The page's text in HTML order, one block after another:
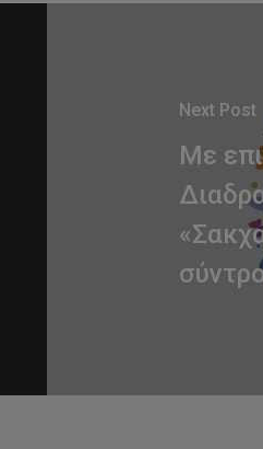
Next Post
Με